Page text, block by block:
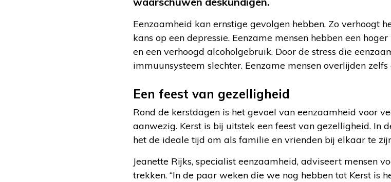
Eenzaamheid kan ernstige gevolgen hebben. Zo verhoogt
kans op een depressie. Eenzame mensen hebben een
en een verhoogd alcoholgebruik. Door de stress die
immuunsysteem slechter. Eenzame mensen overlijden zelfs
Een feest van gezelligheid
Rond de kerstdagen is het gevoel van eenzaamheid voor
aanwezig. Kerst is bij uitstek een feest van gezelligheid. In
het de ideale tijd om als familie en vrienden bij elkaar te
Jeanette Rijks, specialist eenzaamheid, adviseert mensen
trekken. “In de paar weken die we nog hebben tot Kerst is